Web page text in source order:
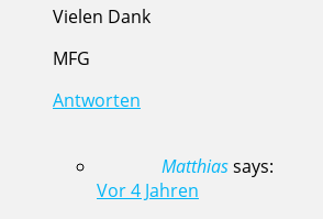
Vielen Dank
MFG
Antworten
Matthiassays:
Vor 4 Jahren